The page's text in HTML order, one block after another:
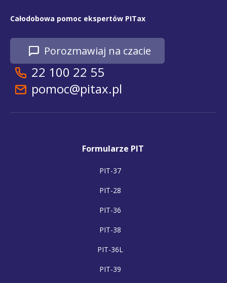
Całodobowa pomoc ekspertów PITax
Porozmawiaj na czacie
22 100 22 55
pomoc@pitax.pl
Formularze PIT
PIT-37
PIT-28
PIT-36
PIT-38
PIT-36L
PIT-39